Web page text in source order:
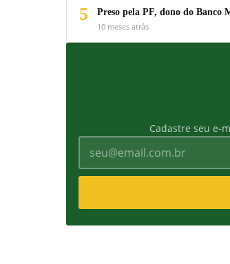
5
Preso pela PF, dono do Banco
10 meses atrás
Cadastre seu e-